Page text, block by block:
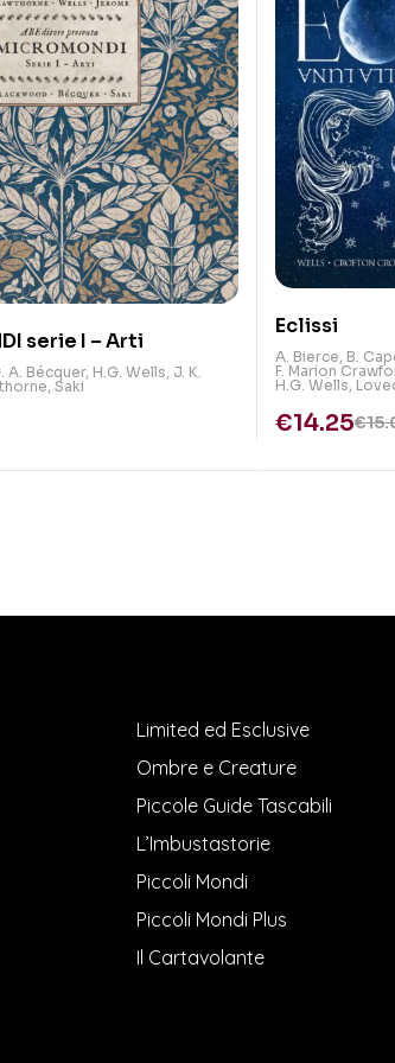
serie I – Arti
A. Bécquer, H.G. Wells, J. K.
, Saki
Eclissi
A. Bierce, B.
F. Marion
H.G. Wells,
€
€14.25
Limited ed Esclusive
Ombre e Creature
Piccole Guide Tascabili
L’Imbustastorie
Piccoli Mondi
Piccoli Mondi Plus
Il Cartavolante